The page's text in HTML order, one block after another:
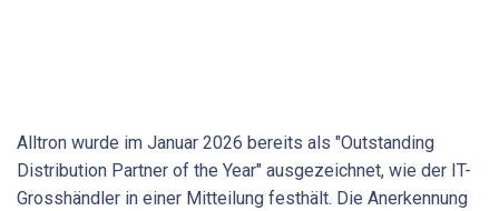
Alltron wurde im Januar 2026 bereits als "Outstanding
Distribution Partner of the Year" ausgezeichnet, wie der IT-
Grosshändler in einer Mitteilung festhält. Die Anerkennung